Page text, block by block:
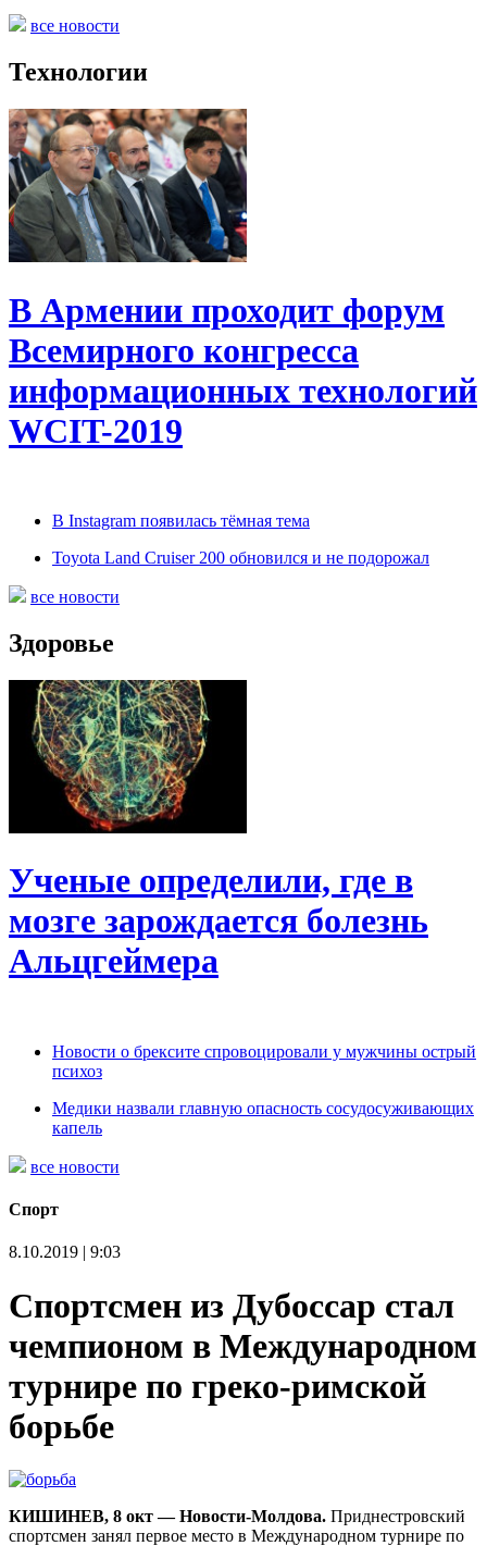
все новости
Технологии
В Армении проходит форум
Всемирного конгресса
информационных технологий
WCIT-2019
В Instagram появилась тёмная тема
Toyota Land Cruiser 200 обновился и не подорожал
все новости
Здоровье
Ученые определили, где в
мозге зарождается болезнь
Альцгеймера
Новости о брексите спровоцировали у мужчины острый
психоз
Медики назвали главную опасность сосудосуживающих
капель
все новости
Спорт
8.10.2019 | 9:03
Спортсмен из Дубоссар стал
чемпионом в Международном
турнире по греко-римской
борьбе
КИШИНЕВ, 8 окт — Новости-Молдова. Приднестровский
спортсмен занял первое место в Международном турнире по